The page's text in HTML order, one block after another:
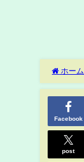
ホーム
Facebook
post